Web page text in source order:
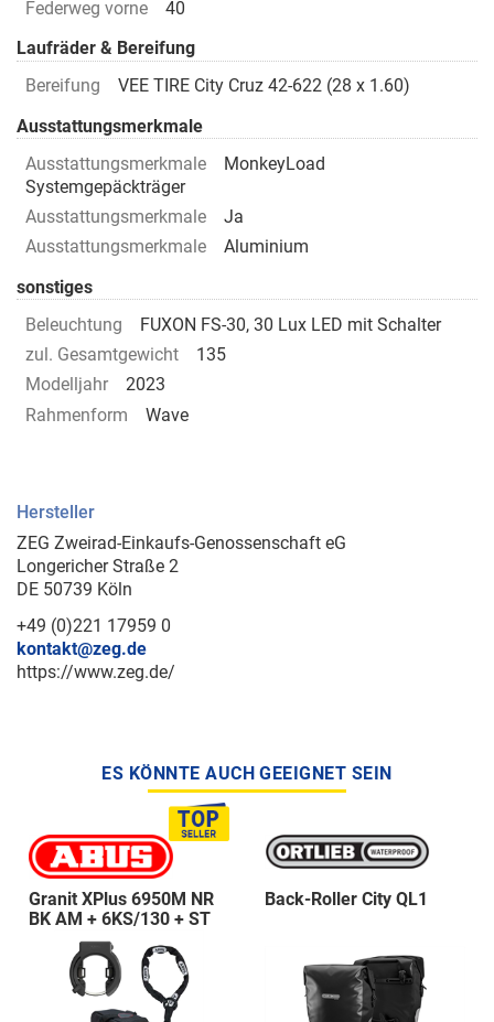
Federweg vorne
40
Laufräder & Bereifung
Bereifung
VEE TIRE City Cruz 42-622 (28 x 1.60)
Ausstattungsmerkmale
Ausstattungsmerkmale
MonkeyLoad
Systemgepäckträger
Ausstattungsmerkmale
Ja
Ausstattungsmerkmale
Aluminium
sonstiges
Beleuchtung
FUXON FS-30, 30 Lux LED mit Schalter
zul. Gesamtgewicht
135
Modelljahr
2023
Rahmenform
Wave
Hersteller
ZEG Zweirad-Einkaufs-Genossenschaft eG
Longericher Straße 2
DE 50739 Köln
+49 (0)221 17959 0
kontakt@zeg.de
https://www.zeg.de/
ES KÖNNTE AUCH GEEIGNET SEIN
Granit XPlus 6950M NR
BK AM + 6KS/130 + ST
Back-Roller City QL1